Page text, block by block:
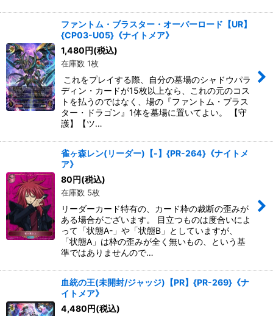
ファントム・ブラスター・オーバーロード【UR】
{CP03-U05}《ナイトメア》
1,480円(税込)
在庫数 1枚
これをプレイする際、自分の墓場のシャドウパラ
ディン・カードが15枚以上なら、これの元のコス
トを払うのではなく、場の『ファントム・ブラス
ター・ドラゴン』1体を墓場に置いてよい。 【守
護】【ツ…
雀ヶ森レン(リーダー)【-】{PR-264}《ナイトメ
ア》
80円(税込)
在庫数 5枚
リーダーカード特有の、カード枠の裁断の歪みが
ある場合がございます。 目立つものは度合いによ
って「状態A-」や「状態B」としていますが、
「状態A」は枠の歪みが全く無いもの、という基
準ではありませんので…
血統の王(未開封/ジャッジ)【PR】{PR-269}《ナ
イトメア》
4,480円(税込)